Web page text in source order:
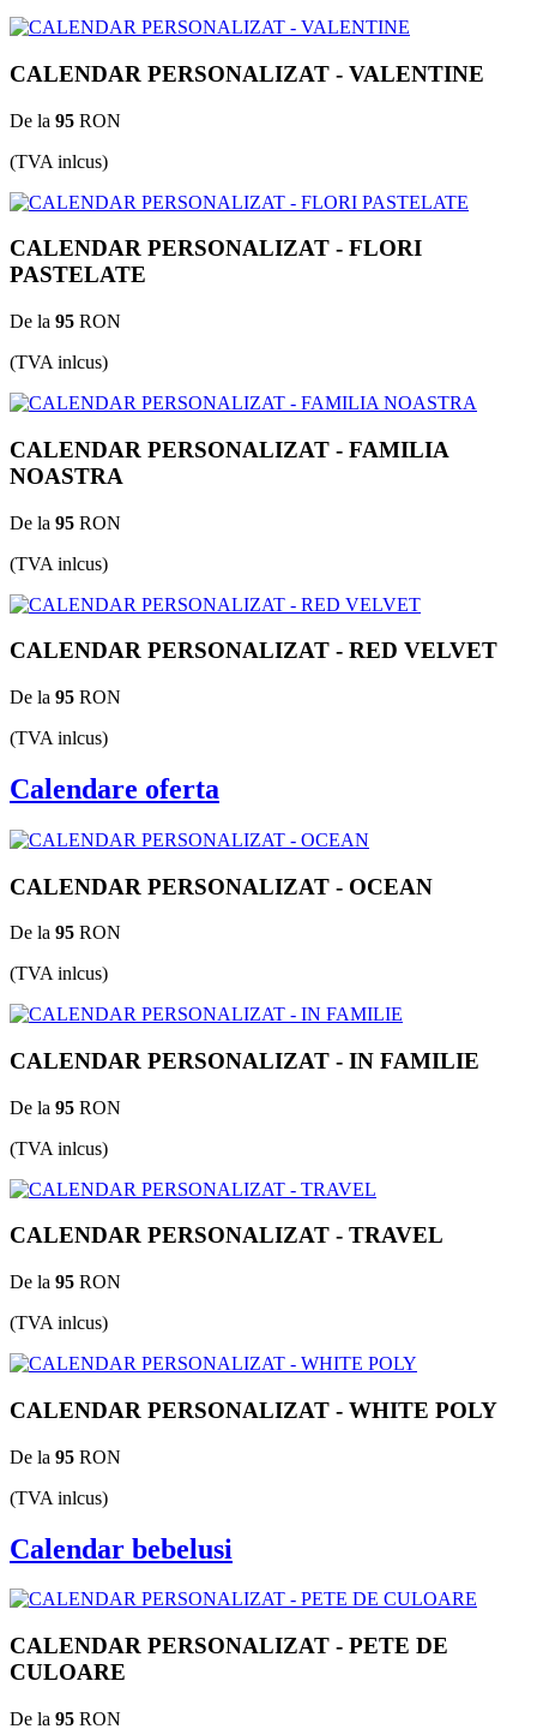
CALENDAR PERSONALIZAT - VALENTINE
De la 95 RON
(TVA inlcus)
CALENDAR PERSONALIZAT - FLORI
PASTELATE
De la 95 RON
(TVA inlcus)
CALENDAR PERSONALIZAT - FAMILIA
NOASTRA
De la 95 RON
(TVA inlcus)
CALENDAR PERSONALIZAT - RED VELVET
De la 95 RON
(TVA inlcus)
Calendare oferta
CALENDAR PERSONALIZAT - OCEAN
De la 95 RON
(TVA inlcus)
CALENDAR PERSONALIZAT - IN FAMILIE
De la 95 RON
(TVA inlcus)
CALENDAR PERSONALIZAT - TRAVEL
De la 95 RON
(TVA inlcus)
CALENDAR PERSONALIZAT - WHITE POLY
De la 95 RON
(TVA inlcus)
Calendar bebelusi
CALENDAR PERSONALIZAT - PETE DE
CULOARE
De la 95 RON